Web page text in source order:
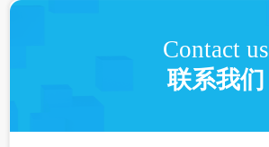
Contact us
联系我们